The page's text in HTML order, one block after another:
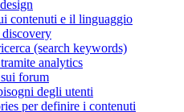
contenuti e il linguaggio
(search keywords)
analytics
forum
degli utenti
per definire i contenuti